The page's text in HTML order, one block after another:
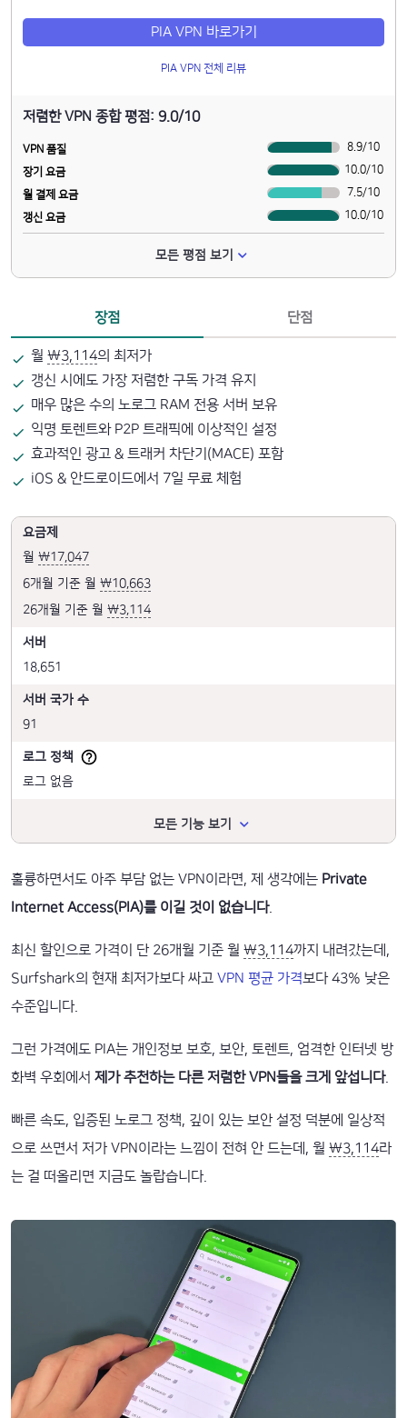
PIA VPN 바로가기
PIA VPN 전체 리뷰
저렴한 VPN 종합 평점: 9.0/10
VPN 품질 8.9/10
장기 요금 10.0/10
월 결제 요금 7.5/10
갱신 요금 10.0/10
모든 평점 보기
장점
월 ₩3,114의 최저가
갱신 시에도 가장 저렴한 구독 가격 유지
매우 많은 수의 노로그 RAM 전용 서버 보유
익명 토렌트와 P2P 트래픽에 이상적인 설정
효과적인 광고 & 트래커 차단기(MACE) 포함
iOS & 안드로이드에서 7일 무료 체험
단점
요금제
월 ₩17,047
6개월 기준 월 ₩10,663
26개월 기준 월 ₩3,114
서버
18,651
서버 국가 수
91
로그 정책
로그 없음
모든 기능 보기
훌륭하면서도 아주 부담 없는 VPN이라면, 제 생각에는 Private
Internet Access(PIA)를 이길 것이 없습니다.
최신 할인으로 가격이 단 26개월 기준 월 ₩3,114까지 내려갔는데,
Surfshark의 현재 최저가보다 싸고 VPN 평균 가격보다 43% 낮은
수준입니다.
그런 가격에도 PIA는 개인정보 보호, 보안, 토렌트, 엄격한 인터넷 방
화벽 우회에서 제가 추천하는 다른 저렴한 VPN들을 크게 앞섭니다.
빠른 속도, 입증된 노로그 정책, 깊이 있는 보안 설정 덕분에 일상적
으로 쓰면서 저가 VPN이라는 느낌이 전혀 안 드는데, 월 ₩3,114라
는 걸 떠올리면 지금도 놀랍습니다.